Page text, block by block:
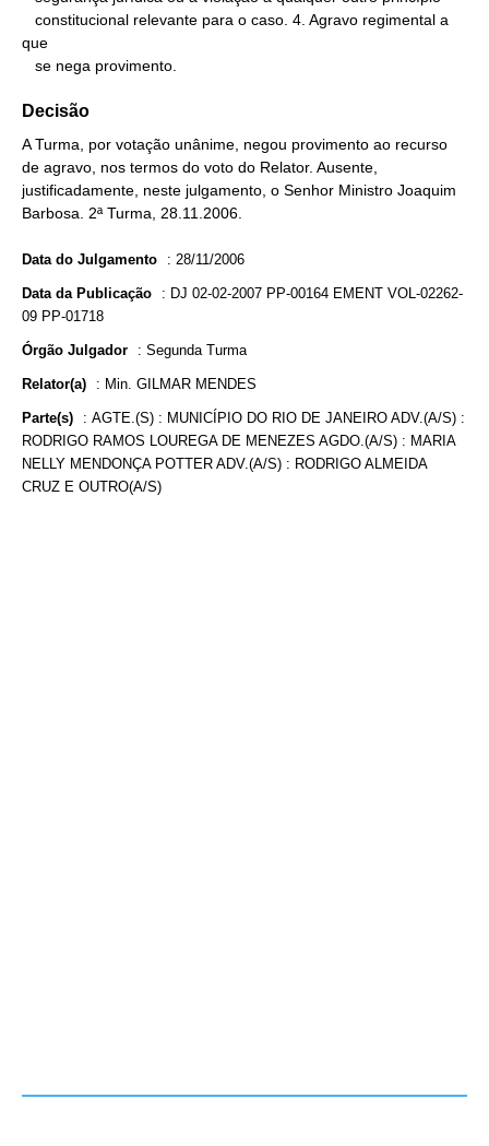
que
   se nega provimento.
Decisão
A Turma, por votação unânime, negou provimento ao recurso
de agravo, nos termos do voto do Relator. Ausente,
justificadamente, neste julgamento, o Senhor Ministro Joaquim
Barbosa. 2ª Turma, 28.11.2006.
Data do Julgamento : 28/11/2006
Data da Publicação : DJ 02-02-2007 PP-00164 EMENT VOL-02262-
09 PP-01718
Órgão Julgador : Segunda Turma
Relator(a) : Min. GILMAR MENDES
Parte(s) : AGTE.(S) : MUNICÍPIO DO RIO DE JANEIRO ADV.(A/S) :
RODRIGO RAMOS LOUREGA DE MENEZES AGDO.(A/S) : MARIA
NELLY MENDONÇA POTTER ADV.(A/S) : RODRIGO ALMEIDA
CRUZ E OUTRO(A/S)